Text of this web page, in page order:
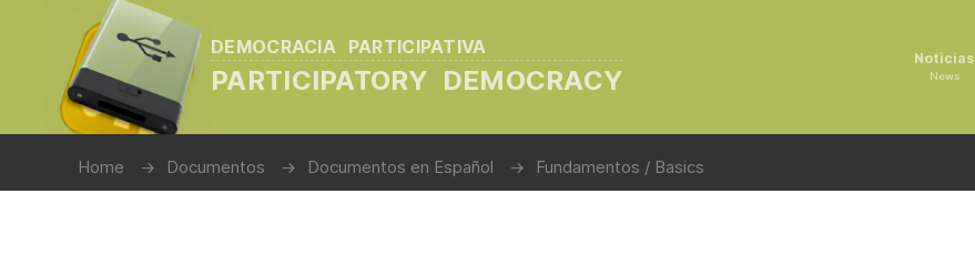
DEMOCRACIA PARTICIPATIVA
PARTICIPATORY DEMOCRACY
Noticias
News
Home Documentos Documentos en Español Fundamentos / Basics